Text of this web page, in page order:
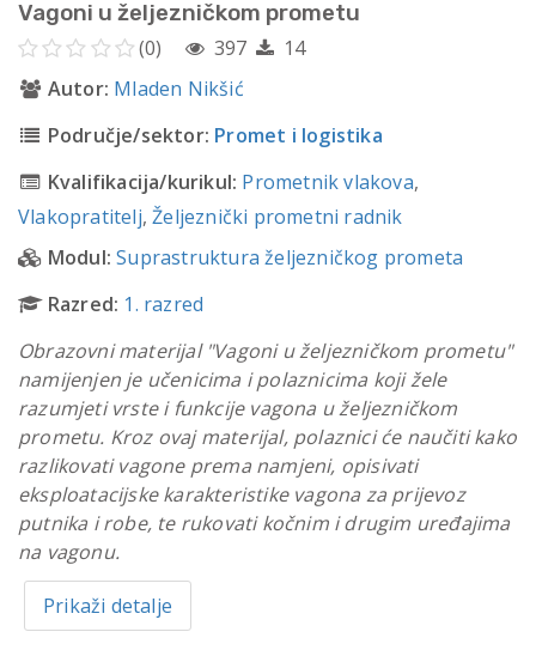
Vagoni u željezničkom prometu
(0) 397
14
Autor: Mladen Nikšić
Područje/sektor: Promet i logistika
Kvalifikacija/kurikul: Prometnik vlakova,
Vlakopratitelj,Željeznički prometni radnik
Modul: Suprastruktura željezničkog prometa
Razred: 1. razred
Obrazovni materijal "Vagoni u željezničkom prometu"
namijenjen je učenicima i polaznicima koji žele
razumjeti vrste i funkcije vagona u željezničkom
prometu. Kroz ovaj materijal, polaznici će naučiti kako
razlikovati vagone prema namjeni, opisivati
eksploatacijske karakteristike vagona za prijevoz
putnika i robe, te rukovati kočnim i drugim uređajima
na vagonu.
Prikaži detalje